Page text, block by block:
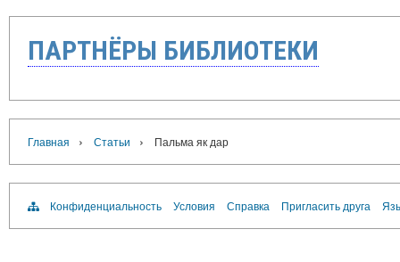
ПАРТНЁРЫ БИБЛИОТЕКИ
Главная › Статьи › Пальма як дар
Конфиденциальность Условия Справка Пригласить друга